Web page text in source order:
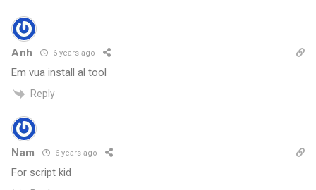
Anh 6 years ago
Em vua install al tool
Reply
Nam 6 years ago
For script kid